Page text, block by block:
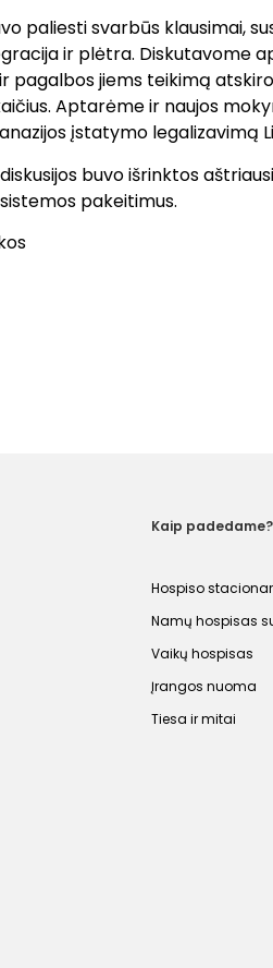
paliesti svarbūs klausimai,
ir plėtra. Diskutavome
pagalbos jiems teikimą
Aptarėme ir naujos
įstatymo legalizavimą
buvo išrinktos
pakeitimus.
Kaip padedame?
Hospiso
Namų hospisas
Vaikų hospisas
Įrangos nuoma
Tiesa ir mitai